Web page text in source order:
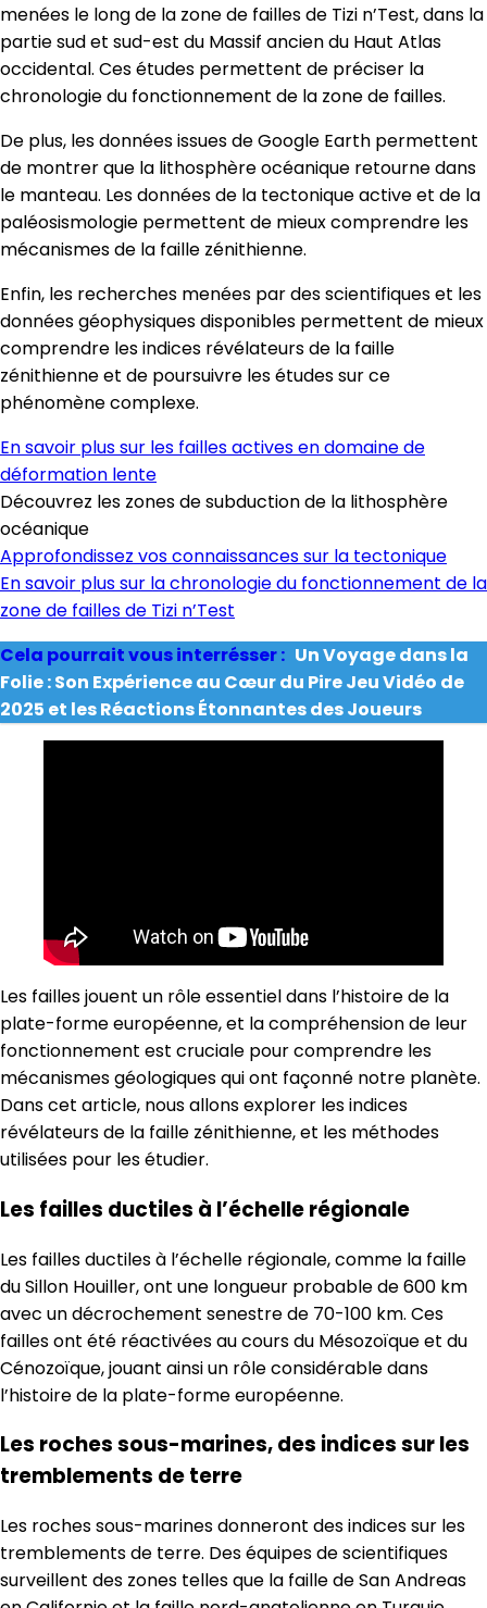
menées le long de la zone de failles de Tizi n’Test, dans la
partie sud et sud-est du Massif ancien du Haut Atlas
occidental. Ces études permettent de préciser la
chronologie du fonctionnement de la zone de failles.
De plus, les données issues de Google Earth permettent
de montrer que la lithosphère océanique retourne dans
le manteau. Les données de la tectonique active et de la
paléosismologie permettent de mieux comprendre les
mécanismes de la faille zénithienne.
Enfin, les recherches menées par des scientifiques et les
données géophysiques disponibles permettent de mieux
comprendre les indices révélateurs de la faille
zénithienne et de poursuivre les études sur ce
phénomène complexe.
En savoir plus sur les failles actives en domaine de
déformation lente
Découvrez les zones de subduction de la lithosphère
océanique
Approfondissez vos connaissances sur la tectonique
En savoir plus sur la chronologie du fonctionnement de la
zone de failles de Tizi n’Test
Cela pourrait vous interrésser : Un Voyage dans la
Folie : Son Expérience au Cœur du Pire Jeu Vidéo de
2025 et les Réactions Étonnantes des Joueurs
Les failles jouent un rôle essentiel dans l’histoire de la
plate-forme européenne, et la compréhension de leur
fonctionnement est cruciale pour comprendre les
mécanismes géologiques qui ont façonné notre planète.
Dans cet article, nous allons explorer les indices
révélateurs de la faille zénithienne, et les méthodes
utilisées pour les étudier.
Les failles ductiles à l’échelle régionale
Les failles ductiles à l’échelle régionale, comme la faille
du Sillon Houiller, ont une longueur probable de 600 km
avec un décrochement senestre de 70-100 km. Ces
failles ont été réactivées au cours du Mésozoïque et du
Cénozoïque, jouant ainsi un rôle considérable dans
l’histoire de la plate-forme européenne.
Les roches sous-marines, des indices sur les
tremblements de terre
Les roches sous-marines donneront des indices sur les
tremblements de terre. Des équipes de scientifiques
surveillent des zones telles que la faille de San Andreas